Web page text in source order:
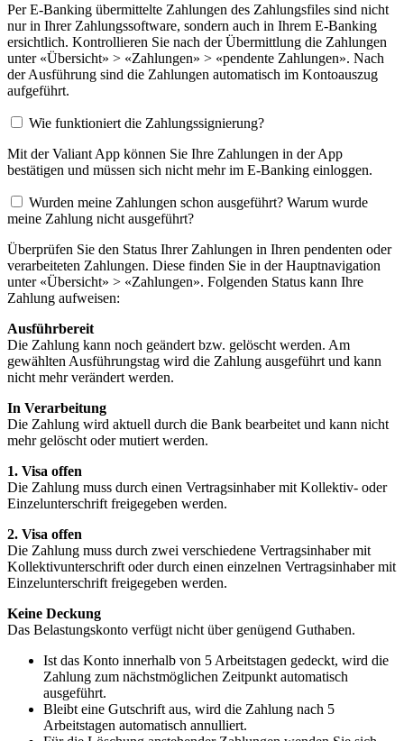
Per E-Banking übermittelte Zahlungen des Zahlungsfiles sind nicht
nur in Ihrer Zahlungssoftware, sondern auch in Ihrem E-Banking
ersichtlich. Kontrollieren Sie nach der Übermittlung die Zahlungen
unter «Übersicht» > «Zahlungen» > «pendente Zahlungen». Nach
der Ausführung sind die Zahlungen automatisch im Kontoauszug
aufgeführt.
Wie funktioniert die Zahlungssignierung?
Mit der Valiant App können Sie Ihre Zahlungen in der App
bestätigen und müssen sich nicht mehr im E-Banking einloggen.
Wurden meine Zahlungen schon ausgeführt? Warum wurde
meine Zahlung nicht ausgeführt?
Überprüfen Sie den Status Ihrer Zahlungen in Ihren pendenten oder
verarbeiteten Zahlungen. Diese finden Sie in der Hauptnavigation
unter «Übersicht» > «Zahlungen». Folgenden Status kann Ihre
Zahlung aufweisen:
Ausführbereit
Die Zahlung kann noch geändert bzw. gelöscht werden. Am
gewählten Ausführungstag wird die Zahlung ausgeführt und kann
nicht mehr verändert werden.
In Verarbeitung
Die Zahlung wird aktuell durch die Bank bearbeitet und kann nicht
mehr gelöscht oder mutiert werden.
1. Visa offen
Die Zahlung muss durch einen Vertragsinhaber mit Kollektiv- oder
Einzelunterschrift freigegeben werden.
2. Visa offen
Die Zahlung muss durch zwei verschiedene Vertragsinhaber mit
Kollektivunterschrift oder durch einen einzelnen Vertragsinhaber mit
Einzelunterschrift freigegeben werden.
Keine Deckung
Das Belastungskonto verfügt nicht über genügend Guthaben.
Ist das Konto innerhalb von 5 Arbeitstagen gedeckt, wird die
Zahlung zum nächstmöglichen Zeitpunkt automatisch
ausgeführt.
Bleibt eine Gutschrift aus, wird die Zahlung nach 5
Arbeitstagen automatisch annulliert.